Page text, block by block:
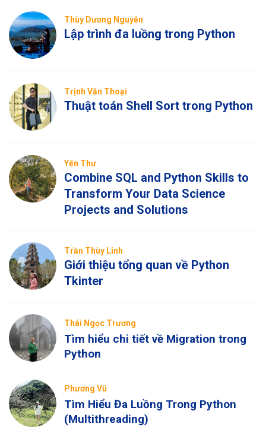
Thùy Dương Nguyễn
Lập trình đa luồng trong Python
Trịnh Văn Thoại
Thuật toán Shell Sort trong Python
Yến Thư
Combine SQL and Python Skills to
Transform Your Data Science
Projects and Solutions
Trần Thùy Linh
Giới thiệu tổng quan về Python
Tkinter
Thái Ngọc Trương
Tìm hiểu chi tiết về Migration trong
Python
Phương Vũ
Tìm Hiểu Đa Luồng Trong Python
(Multithreading)